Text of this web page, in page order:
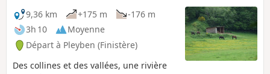
9,36 km
+175 m
-176 m
3h 10
Moyenne
Départ à Pleyben (Finistère)
Des collines et des vallées, une rivière